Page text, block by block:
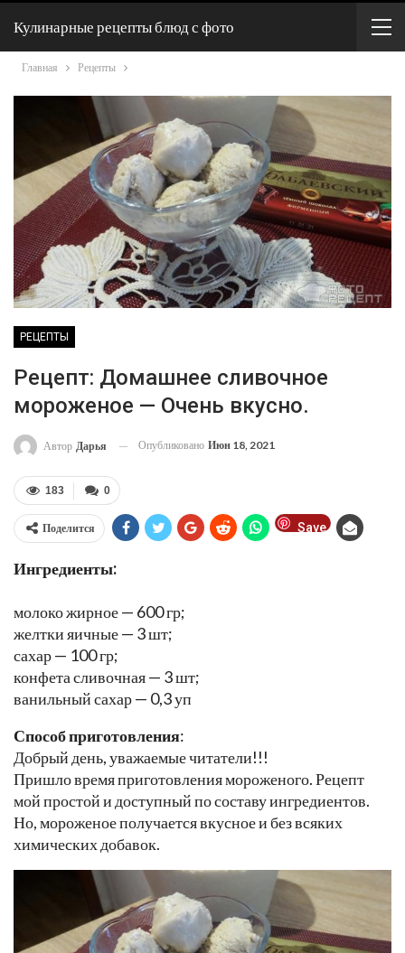
Кулинарные рецепты блюд с фото
Главная Рецепты
РЕЦЕПТЫ
Рецепт: Домашнее сливочное
мороженое — Очень вкусно.
Автор Дарья Опубликовано Июн 18, 2021
0
183
Поделится Save
Ингредиенты:
молоко жирное — 600 гр;
желтки яичные — 3 шт;
сахар — 100 гр;
конфета сливочная — 3 шт;
ванильный сахар — 0,3 уп
Способ приготовления:
Добрый день, уважаемые читатели!!!
Пришло время приготовления мороженого. Рецепт
мой простой и доступный по составу ингредиентов.
Но, мороженое получается вкусное и без всяких
химических добавок.